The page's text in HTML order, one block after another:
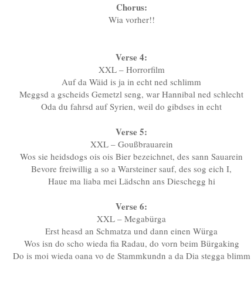
Chorus:
Wia vorher!!
Verse 4:
XXL – Horrorfilm
Auf da Wäid is ja in echt ned schlimm
Meggsd a gscheids Gemetzl seng, war Hannibal ned schlecht
Oda du fahrsd auf Syrien, weil do gibdses in echt
Verse 5:
XXL – Goußbrauarein
Wos sie heidsdogs ois ois Bier bezeichnet, des sann Sauarein
Bevore freiwillig a so a Warsteiner sauf, des sog eich I,
Haue ma liaba mei Lädschn ans Dieschegg hi
Verse 6:
XXL – Megabürga
Erst heasd an Schmatza und dann einen Würga
Wos isn do scho wieda fia Radau, do vorn beim Bürgaking
Do is moi wieda oana vo de Stammkundn a da Dia stegga blimm